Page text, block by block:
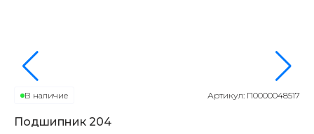
В наличие Артикул: П0000048517
Подшипник 204